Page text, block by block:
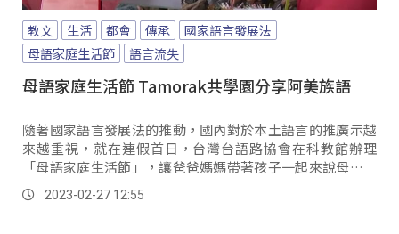
教文 生活 都會 傳承
國家語言發展法
母語家庭生活節
語言流失
母語家庭生活節 Tamorak共學園分享阿美族語
隨著國家語言發展法的推動，國內對於本土語言的推廣示越
來越重視，就在連假首日，台灣台語路協會在科教館辦理
「母語家庭生活節」，讓爸爸媽媽帶著孩子一起來說母語，
其中，也看到Tamorak共學園的家長與學生，一同參與闖關
活動，分享阿美族語的日常用語。
2023-02-27 12:55